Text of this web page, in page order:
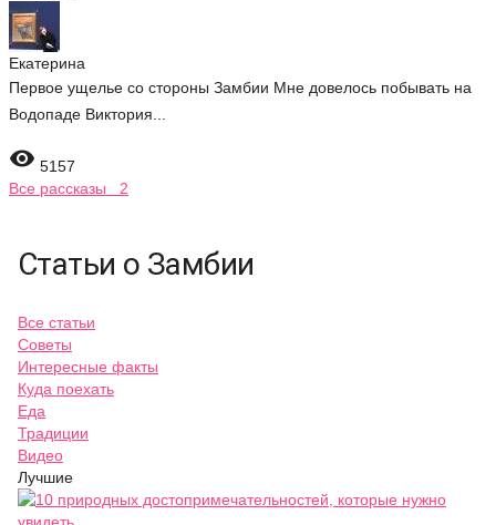
Екатерина
Первое ущелье со стороны Замбии Мне довелось побывать на
Водопаде Виктория...
 5157
Все рассказы 2
Статьи о Замбии
Все статьи
Советы
Интересные факты
Куда поехать
Еда
Традиции
Видео
Лучшие